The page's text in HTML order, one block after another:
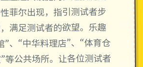
菲尔出现，指引测试者步
满足测试者的欲望。乐趣
”、“中华料理店”、“体育仓
等公共场所。让各位测试者